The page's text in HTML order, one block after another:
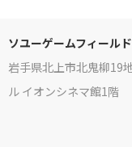
ソユーゲームフィール
岩手県北上市北鬼柳19
ル イオンシネマ館1階